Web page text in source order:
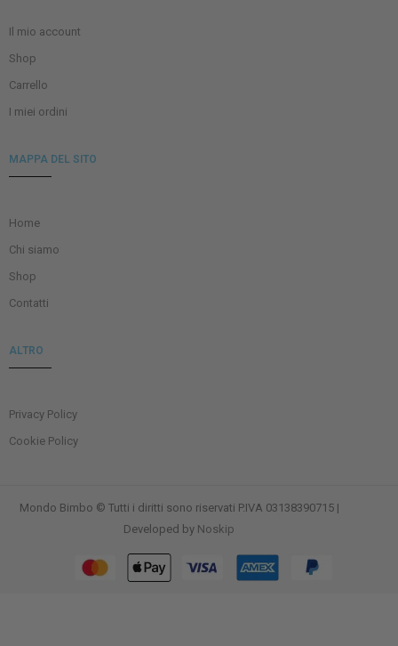
Il mio account
Shop
Carrello
I miei ordini
MAPPA DEL SITO
Home
Chi siamo
Shop
Contatti
ALTRO
Privacy Policy
Cookie Policy
Mondo Bimbo © Tutti i diritti sono riservati P.IVA 03138390715 |
Developed by Noskip